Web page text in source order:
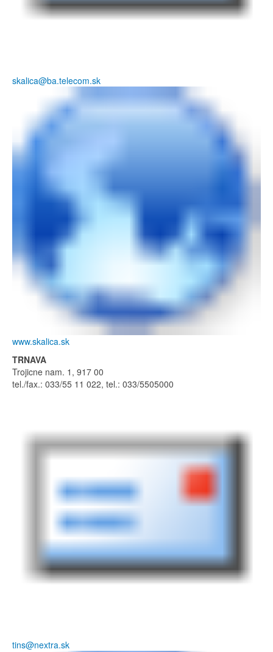
skalica@ba.telecom.sk
www.skalica.sk
TRNAVA
Trojicne nam. 1, 917 00
tel./fax.: 033/55 11 022, tel.: 033/5505000
tins@nextra.sk